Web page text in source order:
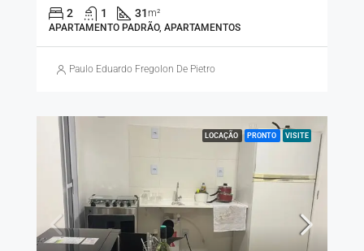
2 1 31m²
APARTAMENTO PADRÃO, APARTAMENTOS
Paulo Eduardo Fregolon De Pietro
LOCAÇÃO PRONTO VISITE